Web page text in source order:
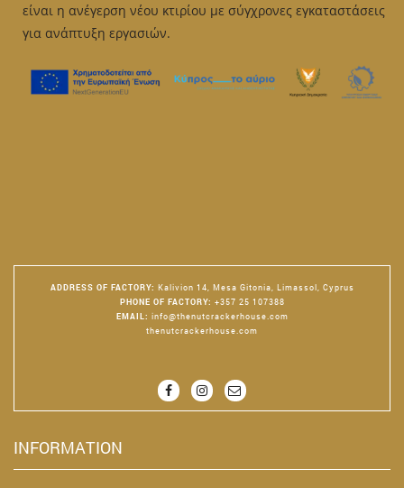
page
είναι η ανέγερση νέου κτιρίου με σύγχρονες εγκαταστάσεις
για ανάπτυξη εργασιών.
ADDRESS OF FACTORY: Kalivion 14, Mesa Gitonia, Limassol, Cyprus
PHONE OF FACTORY: +357 25 107388
EMAIL: info@thenutcrackerhouse.com
thenutcrackerhouse.com
INFORMATION